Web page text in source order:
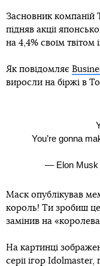
Засновник компаній
підняв акції
на 4,4% своїм
Як повідомляє
виросли на біржі в
You’re gonna
— Elon Musk
Маск опублікував
король! Ти зробиш
замінив на
На картинці
серії ігор Idolmaster,